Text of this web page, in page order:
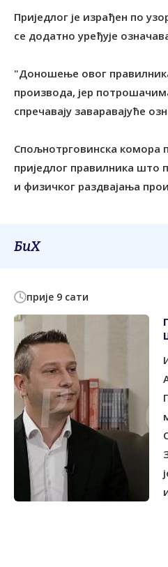
Приједлог је израђен по
се додатно уређује
"Доношење овог
производа, јер
спречавају заваравајуће
Спољнотрговинска комора
приједлог правилника што
и физичког раздвајања
БиХ
прије 9 сати